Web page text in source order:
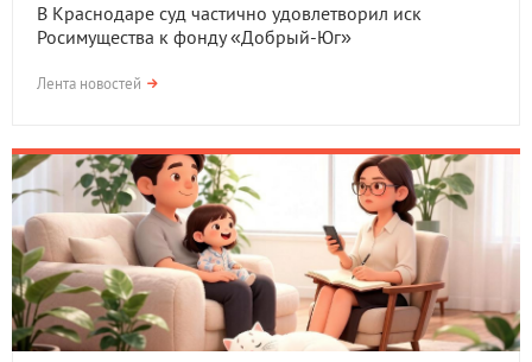
В Краснодаре суд частично удовлетворил иск
Росимущества к фонду «Добрый-Юг»
Лента новостей